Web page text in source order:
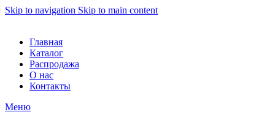
Skip to navigation Skip to main content
Главная
Каталог
Распродажа
О нас
Контакты
Меню